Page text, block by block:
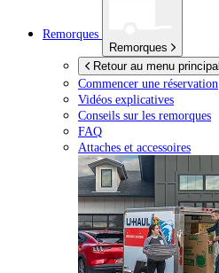
Remorques
Remorques
Retour au menu principal
Commencer une réservation
Vidéos explicatives
Conseils sur les remorques
FAQ
Attaches et accessoires